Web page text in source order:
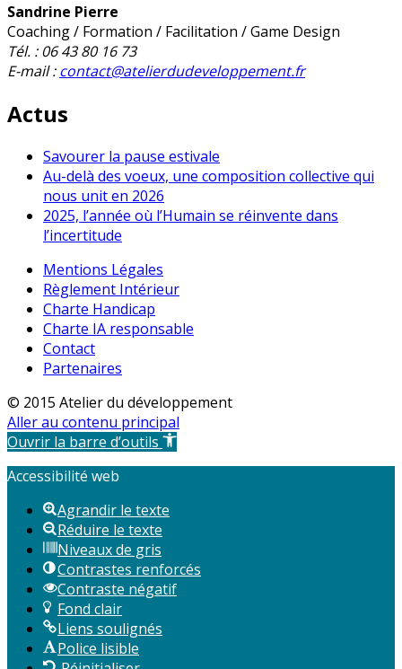
Sandrine Pierre
Coaching / Formation / Facilitation / Game Design
Tél. : 06 43 80 16 73
E-mail :contact@atelierdudeveloppement.fr
Actus
Savourer la pause estivale
Au-delà des voeux, une composition collective qui
nous unit en 2026
2025, l’année où l’Humain se réinvente dans
l’incertitude
Mentions Légales
Règlement Intérieur
Charte Handicap
Charte IA responsable
Contact
Partenaires
© 2015 Atelier du développement
Aller au contenu principal
Ouvrir la barre d’outils
Accessibilité web
Agrandir le texte
Réduire le texte
Niveaux de gris
Contrastes renforcés
Contraste négatif
Fond clair
Liens soulignés
Police lisible